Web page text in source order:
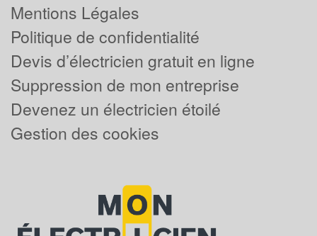
Mentions Légales
Politique de confidentialité
Devis d’électricien gratuit en ligne
Suppression de mon entreprise
Devenez un électricien étoilé
Gestion des cookies